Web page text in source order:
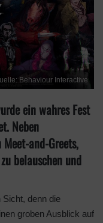
Behaviour Interactive
ein wahres Fest
Neben
and-Greets,
belauschen und
denn die
groben Ausblick auf